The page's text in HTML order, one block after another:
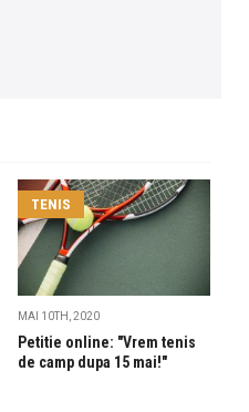
TENIS
MAI 10TH, 2020
Petitie online: "Vrem tenis
de camp dupa 15 mai!"